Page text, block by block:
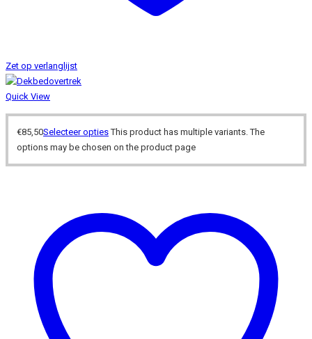
Zet op verlanglijst
Quick View
€85,50Selecteer opties This product has multiple variants. The
options may be chosen on the product page